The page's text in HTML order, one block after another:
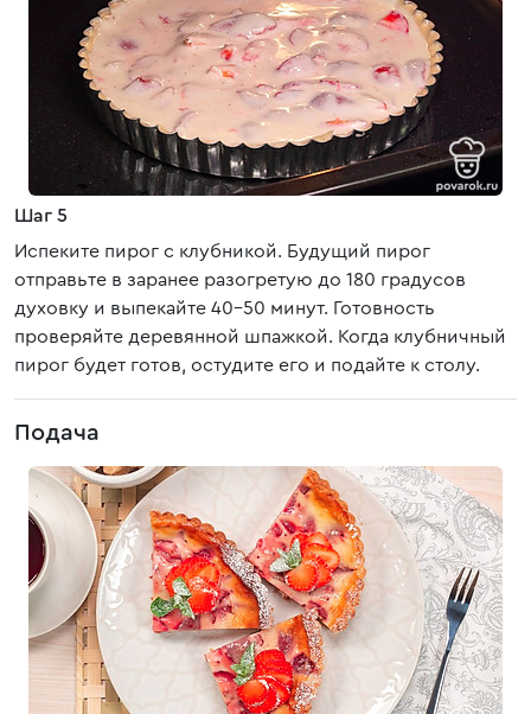
Шаг 5
Испеките пирог с клубникой. Будущий пирог
отправьте в заранее разогретую до 180 градусов
духовку и выпекайте 40-50 минут. Готовность
проверяйте деревянной шпажкой. Когда клубничный
пирог будет готов, остудите его и подайте к столу.
Подача